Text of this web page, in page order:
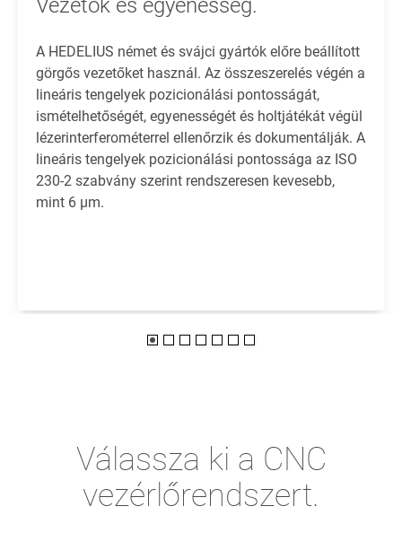
Vezetők és egyenesség.
A HEDELIUS német és svájci gyártók előre beállított
görgős vezetőket használ. Az összeszerelés végén a
lineáris tengelyek pozicionálási pontosságát,
ismételhetőségét, egyenességét és holtjátékát végül
lézerinterferométerrel ellenőrzik és dokumentálják. A
lineáris tengelyek pozicionálási pontossága az ISO
230-2 szabvány szerint rendszeresen kevesebb,
mint 6 µm.
Válassza ki a CNC
vezérlőrendszert.